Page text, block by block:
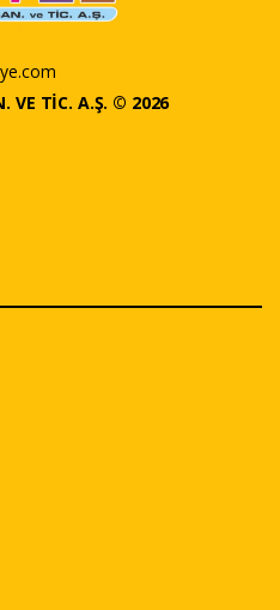
VE TİC. A.Ş. © 2026